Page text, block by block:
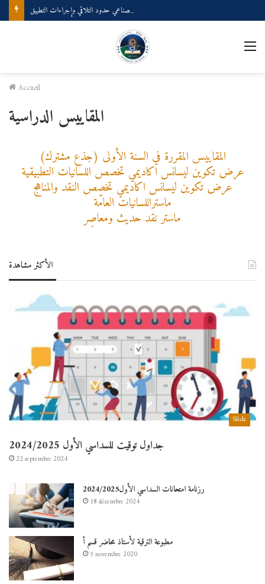
ملتقى وطني بعنوان: المصطلحية والذكاء الصناعي حدود التلاقي وإجراءات التطبيق
Accueil
المقاييس الدراسية
المقاييس المقررة في السنة الأولى (جذع مشترك)
عرض تكوين ليسانس اكاديمي تخصص اللسانيات التطبيقية
عرض تكوين ليسانس اكاديمي تخصص النقد والمناهج
ماستراللسانيات العامّة
ماستر نقد حديث ومعاصِر
الأكثر مشاهدة
Slide
جداول توقيت للسداسي الأول 2024/2025
22 septembre 2024
رزنامة امتحانات السداسي الأول2024/2025
18 décembre 2024
مطبوعة الترقية لأستاذ محاضر قسم أ
5 novembre 2020